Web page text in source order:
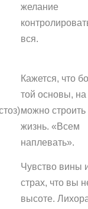
желание
вся.
Кажется, что
той основы, на
можно
жизнь. «Всем
наплевать».
Чувство вины
страх, что вы
высоте.